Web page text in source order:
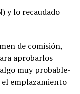
y lo recaudado
de comisión,
aprobarlos
muy probable-
emplazamiento